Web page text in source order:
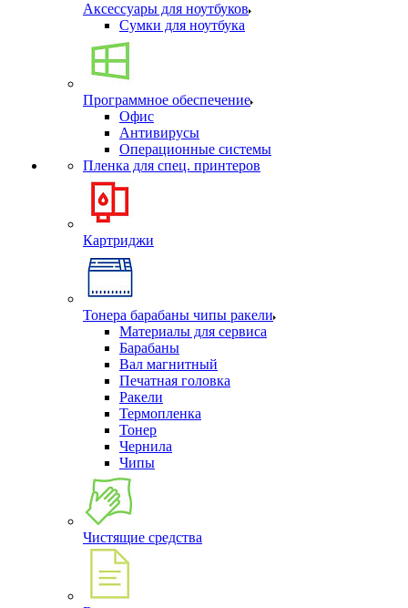
Аксессуары для ноутбуков
Сумки для ноутбука
Программное обеспечение
Офис
Антивирусы
Операционные системы
Пленка для спец. принтеров
Картриджи
Тонера барабаны чипы ракели
Материалы для сервиса
Барабаны
Вал магнитный
Печатная головка
Ракели
Термопленка
Тонер
Чернила
Чипы
Чистящие средства